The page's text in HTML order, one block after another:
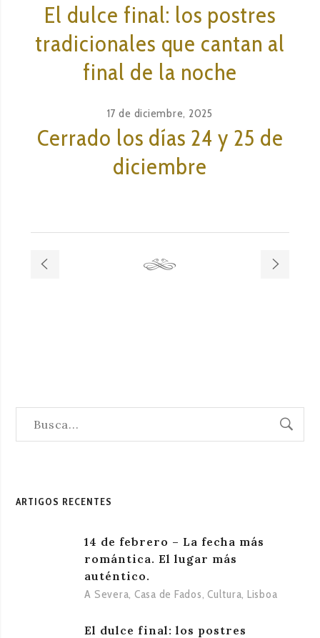
El dulce final: los postres
tradicionales que cantan al
final de la noche
17 de diciembre, 2025
Cerrado los días 24 y 25 de
diciembre
ARTIGOS RECENTES
14 de febrero – La fecha más
romántica. El lugar más
auténtico.
A Severa, Casa de Fados,Cultura, Lisboa
El dulce final: los postres